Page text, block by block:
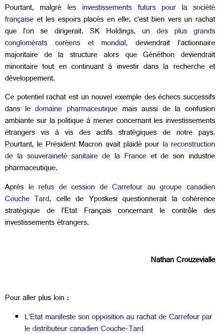
Pourtant, malgré les investissements futurs pour la société
française et les espoirs placés en elle, c’est bien vers un rachat
que l’on se dirigerait. SK Holdings, un des plus grands
conglomérats coréens et mondial, deviendrait l’actionnaire
majoritaire de la structure alors que Généthon deviendrait
minoritaire tout en continuant à investir dans la recherche et
développement.
Ce potentiel rachat est un nouvel exemple des échecs successifs
dans le domaine pharmaceutiquemais aussi de la confusion
ambiante sur la politique à mener concernant les investissements
étrangers vis à vis des actifs stratégiques de notre pays.
Pourtant, le Président Macron avait plaidé pour la reconstruction
de la souveraineté sanitaire de la France et de son industrie
pharmaceutique.
Après le refus de cession de Carrefour au groupe canadien
Couche Tard, celle de Yposkesi questionnerait la cohérence
stratégique de l’Etat Français concernant le contrôle des
investissements étrangers.
Nathan Crouzevialle
Pour aller plus loin :
L’Etat manifeste son opposition au rachat de Carrefour par
le distributeur canadien Couche-Tard